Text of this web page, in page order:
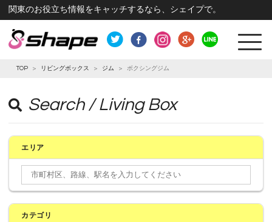
関東のお役立ち情報をキャッチするなら、シェイプで。
TOP > リビングボックス > ジム > ボクシングジム
Search / Living Box
エリア
カテゴリ